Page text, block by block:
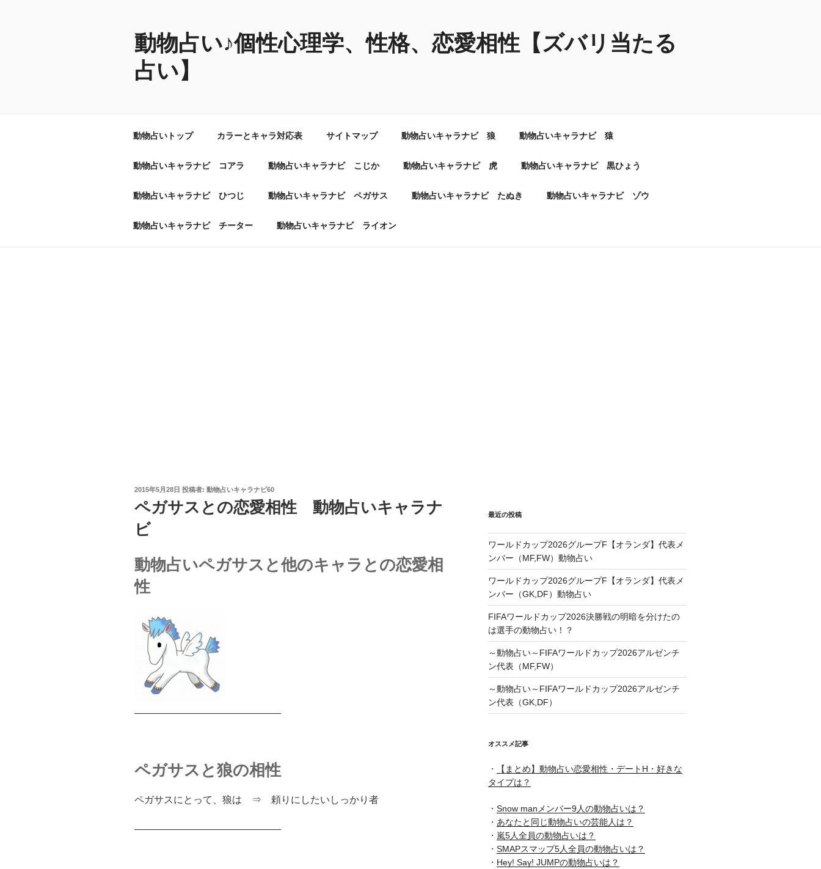
動物占い♪個性心理学、性格、恋愛相性【ズバリ当たる
占い】
動物占いトップ カラーとキャラ対応表 サイトマップ 動物占いキャラナビ 狼 動物占いキャラナビ 猿
動物占いキャラナビ コアラ 動物占いキャラナビ こじか 動物占いキャラナビ 虎 動物占いキャラナビ 黒ひょう
動物占いキャラナビ ひつじ 動物占いキャラナビ ペガサス 動物占いキャラナビ たぬき 動物占いキャラナビ ゾウ
動物占いキャラナビ チーター 動物占いキャラナビ ライオン
投
日:
2015年5月28日 投稿者: 動物占いキャラナビ60
ペガサスとの恋愛相性 動物占いキャラナ
ビ
動物占いペガサスと他のキャラとの恋愛相
性
―――――――――――――――
ペガサスと狼の相性
ペガサスにとって、狼は ⇒ 頼りにしたいしっかり者
―――――――――――――――
最近の投稿
ワールドカップ2026グループF【オランダ】代表メ
ンバー（MF,FW）動物占い
ワールドカップ2026グループF【オランダ】代表メ
ンバー（GK,DF）動物占い
FIFAワールドカップ2026決勝戦の明暗を分けたの
は選手の動物占い！？
～動物占い～FIFAワールドカップ2026アルゼンチ
ン代表（MF,FW）
～動物占い～FIFAワールドカップ2026アルゼンチ
ン代表（GK,DF）
オススメ記事
・
【まとめ】動物占い恋愛相性・デートH・好きな
タイプは？
・ Snow manメンバー9人の動物占いは？
・ あなたと同じ動物占いの芸能人は？
・ 嵐5人全員の動物占いは？
・ SMAPスマップ5人全員の動物占いは？
・ Hey! Say! JUMPの動物占いは？